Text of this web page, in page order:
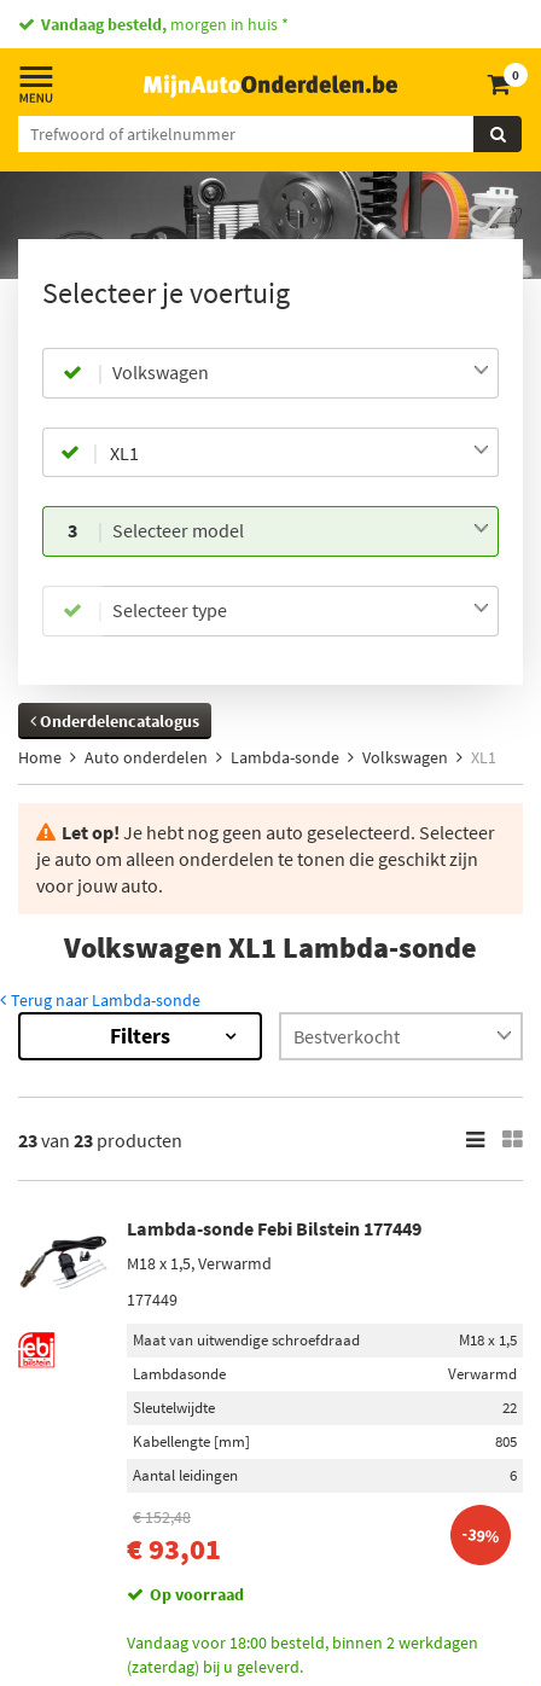
Vandaag besteld, morgen in huis *
0
Selecteer je voertuig
Volkswagen
3 Selecteer model
Selecteer type
Onderdelencatalogus
Home
Auto onderdelen Lambda-sonde Volkswagen XL1
Let op! Je hebt nog geen auto geselecteerd. Selecteer
je auto om alleen onderdelen te tonen die geschikt zijn
voor jouw auto.
Volkswagen XL1 Lambda-sonde
Terug naar Lambda-sonde
Resultaten
×
Bosch (2)
Delphi Diesel (2)
Toon meer
Niet op voorraad (16)
Filters
23van 23 producten
Lambda-sonde Febi Bilstein 177449
M18 x 1,5, Verwarmd
177449
Maat van uitwendige schroefdraad
M18 x 1,5
Lambdasonde
Verwarmd
Sleutelwijdte
22
Kabellengte [mm]
805
Aantal leidingen
6
€ 152,48
€ 93,01 -39%
Op voorraad
Vandaag voor 18:00 besteld, binnen 2 werkdagen
(zaterdag) bij u geleverd.